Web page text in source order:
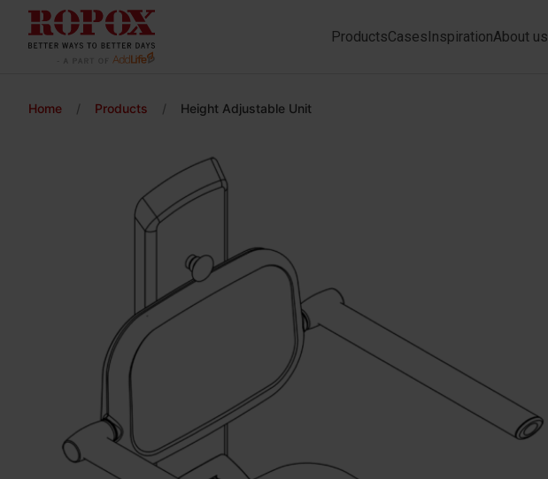
ProductsCasesInspirationAbout us
Home / Products / Height Adjustable Unit